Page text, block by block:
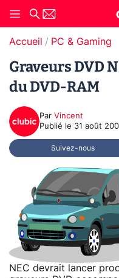
Accueil PC & Gaming
Graveurs DVD
du DVD-RAM
Par Vincent
Publié le 31 août
Suivez-nous
NEC devrait lancer